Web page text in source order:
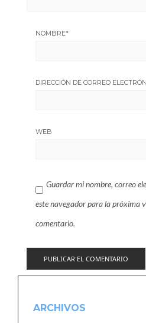
NOMBRE*
DIRECCIÓN DE CORREO
WEB
Guardar mi nombre, correo
este navegador para la próxima
comentario.
ARCHIVOS